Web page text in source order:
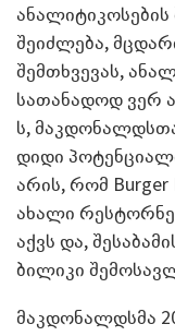
ანალიტიკოსების
შეიძლება,
შემთხვევას,
სათანადოდ ვერ
ს,
დიდი
არის, რომ Burger
ახალი
აქვს და,
ბილიკი
მაკდონალდსმა